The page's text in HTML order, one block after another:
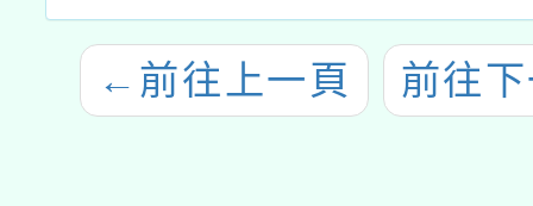
← 前往上一頁 前往